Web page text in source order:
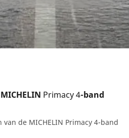
Primacy 4-band
de MICHELIN Primacy 4-band